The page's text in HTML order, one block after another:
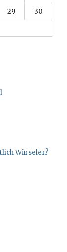
29
30
Würselen?